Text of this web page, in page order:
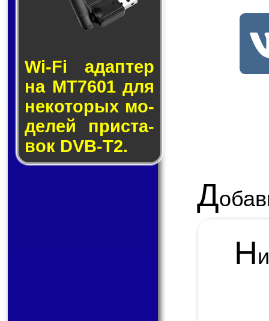
Wi-Fi адап­тер
на MT7601 для
не­ко­то­рых мо­
де­лей прис­та­
вок DVB-T2.
Д
Н